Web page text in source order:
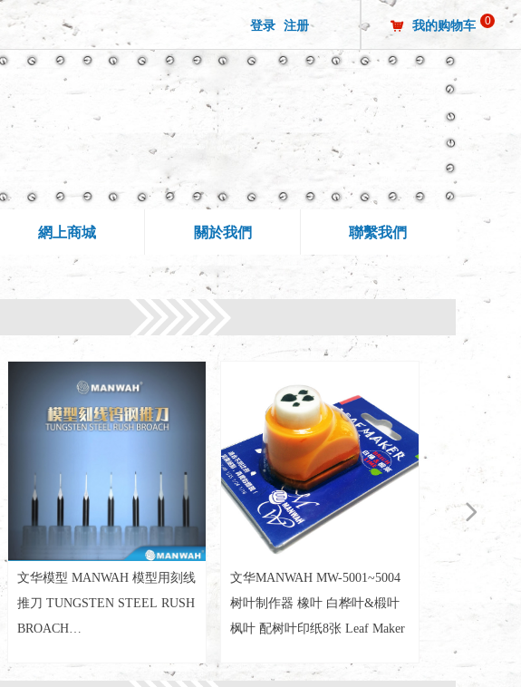
登录 注册 낙 我的购物车 0
網上商城 關於我們 聯繫我們
文华模型 MANWAH 模型用刻线
推刀 TUNGSTEN STEEL RUSH
BROACH
MW-RB01~RB10
文华MANWAH MW-5001~5004
树叶制作器 橡叶 白桦叶&椴叶
枫叶 配树叶印纸8张 Leaf Maker
넲